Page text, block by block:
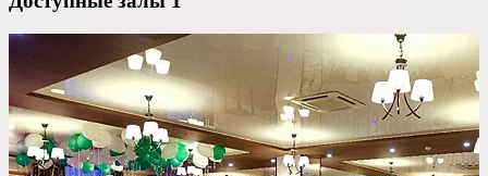
Лофт
Веранда / Шатер
Вместимость
до 150 чел